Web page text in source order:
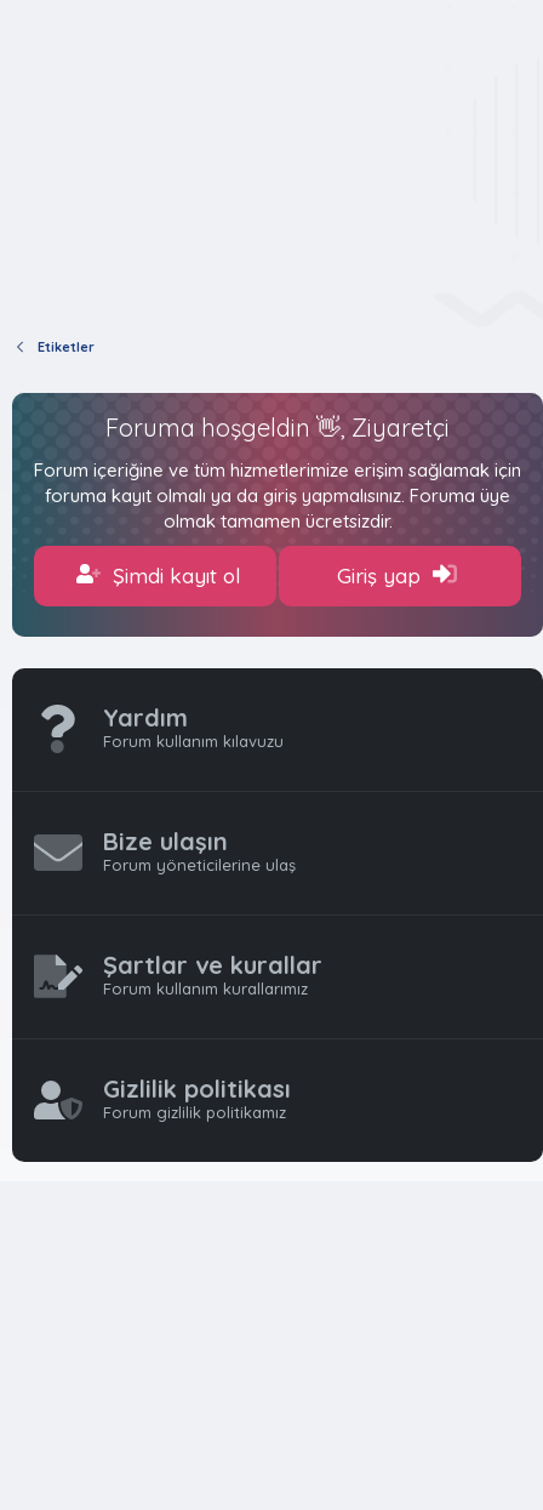
Etiketler
Foruma hoşgeldin 👋, Ziyaretçi
Forum içeriğine ve tüm hizmetlerimize erişim sağlamak için
foruma kayıt olmalı ya da giriş yapmalısınız. Foruma üye
olmak tamamen ücretsizdir.
Şimdi kayıt ol Giriş yap
Yardım
Forum kullanım kılavuzu
Bize ulaşın
Forum yöneticilerine ulaş
Şartlar ve kurallar
Forum kullanım kurallarımız
Gizlilik politikası
Forum gizlilik politikamız